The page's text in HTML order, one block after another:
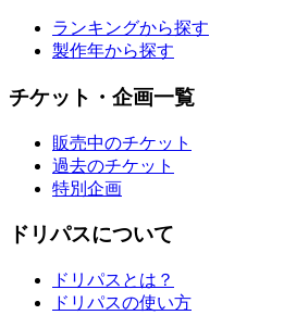
ランキングから探す
製作年から探す
チケット・企画一覧
販売中のチケット
過去のチケット
特別企画
ドリパスについて
ドリパスとは？
ドリパスの使い方